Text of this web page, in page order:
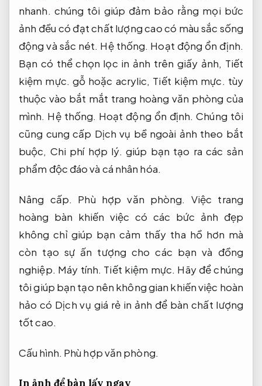
nhanh. chúng tôi giúp đảm bảo rằng mọi bức
ảnh đều có đạt chất lượng cao có màu sắc sống
động và sắc nét. Hệ thống. Hoạt động ổn định.
Bạn có thể chọn lọc in ảnh trên giấy ảnh, Tiết
kiệm mực. gỗ hoặc acrylic, Tiết kiệm mực. tùy
thuộc vào bắt mắt trang hoàng văn phòng của
mình. Hệ thống. Hoạt động ổn định. Chúng tôi
cũng cung cấp Dịch vụ bề ngoài ảnh theo bắt
buộc, Chi phí hợp lý. giúp bạn tạo ra các sản
phẩm độc đáo và cá nhân hóa.
Nâng cấp. Phù hợp văn phòng. Việc trang
hoàng bàn khiến việc có các bức ảnh đẹp
không chỉ giúp bạn cảm thấy tha hồ hơn mà
còn tạo sự ấn tượng cho các bạn và đồng
nghiệp. Máy tính. Tiết kiệm mực. Hãy để chúng
tôi giúp bạn tạo nên không gian khiến việc hoàn
hảo có Dịch vụ giá rẻ in ảnh để bàn chất lượng
tốt cao.
Cấu hình. Phù hợp văn phòng.
In ảnh để bàn lấy ngay